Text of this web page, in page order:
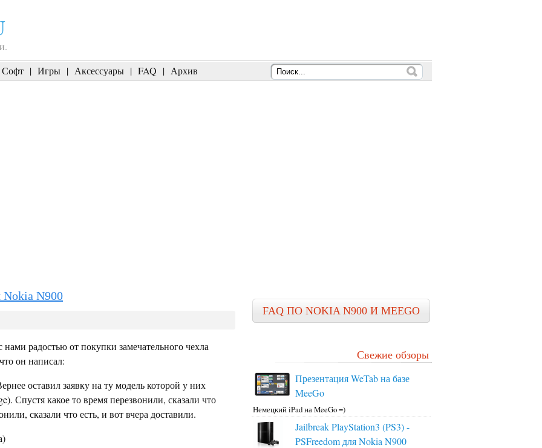
Софт | Игры | Аксессуары | FAQ | Архив
Nokia N900
нами радостью от покупки замечательного чехла
он написал:
оставил заявку на ту модель которой у них
Спустя какое то время перезвонили, сказали что
сказали что есть, и вот вчера доставили.
FAQ ПО NOKIA N900 И MEEGO
Свежие обзоры
Презентация WeTab на базе
MeeGo
Немецкий iPad на MeeGo =)
Jailbreak PlayStation3 (PS3) -
PSFreedom для Nokia N900